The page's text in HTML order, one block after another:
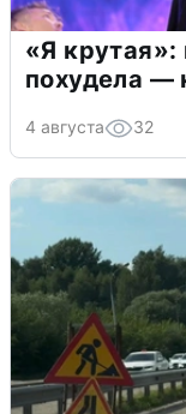
«Я
похудела —
4 августа 32